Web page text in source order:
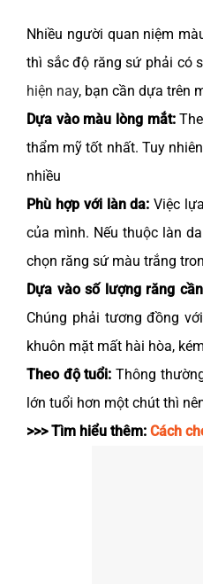
Nhiều người quan niệm
thì sắc độ răng sứ phải có
hiện nay, bạn cần dựa trên
Dựa vào màu lòng mắt:
thẩm mỹ tốt nhất. Tuy
nhiều
Phù hợp với làn da: Việc
của mình. Nếu thuộc làn
chọn răng sứ màu trắng
Dựa vào số lượng răng
Chúng phải tương đồng
khuôn mặt mất hài hòa,
Theo độ tuổi: Thông
lớn tuổi hơn một chút thì
>>> Tìm hiểu thêm: Cách